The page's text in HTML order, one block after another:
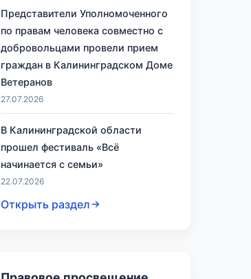
Представители Уполномоченного
по правам человека совместно с
добровольцами провели прием
граждан в Калининградском Доме
Ветеранов
27.07.2026
В Калининградской области
прошел фестиваль «Всё
начинается с семьи»
22.07.2026
Открыть раздел